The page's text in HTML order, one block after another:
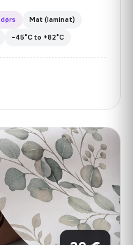
Mat (laminat)
−45°C to +82°C